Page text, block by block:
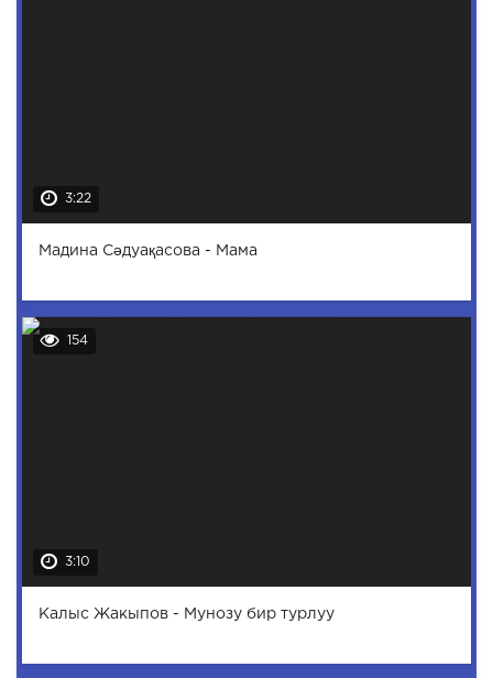
3:22
Мадина Сәдуақасова - Мама
154
3:10
Калыс Жакыпов - Мунозу бир турлуу